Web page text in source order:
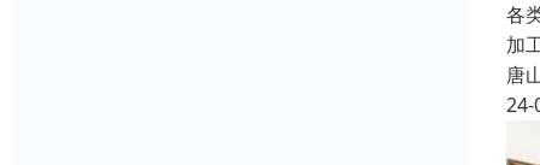
各
加
唐
24-